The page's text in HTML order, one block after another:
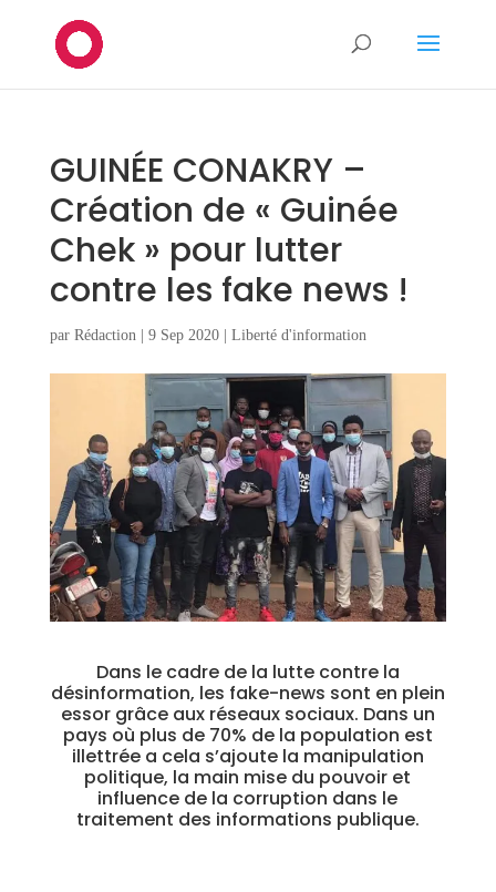
GUINÉE CONAKRY –
Création de « Guinée
Chek » pour lutter
contre les fake news !
par Rédaction| 9 Sep 2020| Liberté d'information
Dans le cadre de la lutte contre la
désinformation, les fake-news sont en plein
essor grâce aux réseaux sociaux. Dans un
pays où plus de 70% de la population est
illettrée a cela s’ajoute la manipulation
politique, la main mise du pouvoir et
influence de la corruption dans le
traitement des informations publique.